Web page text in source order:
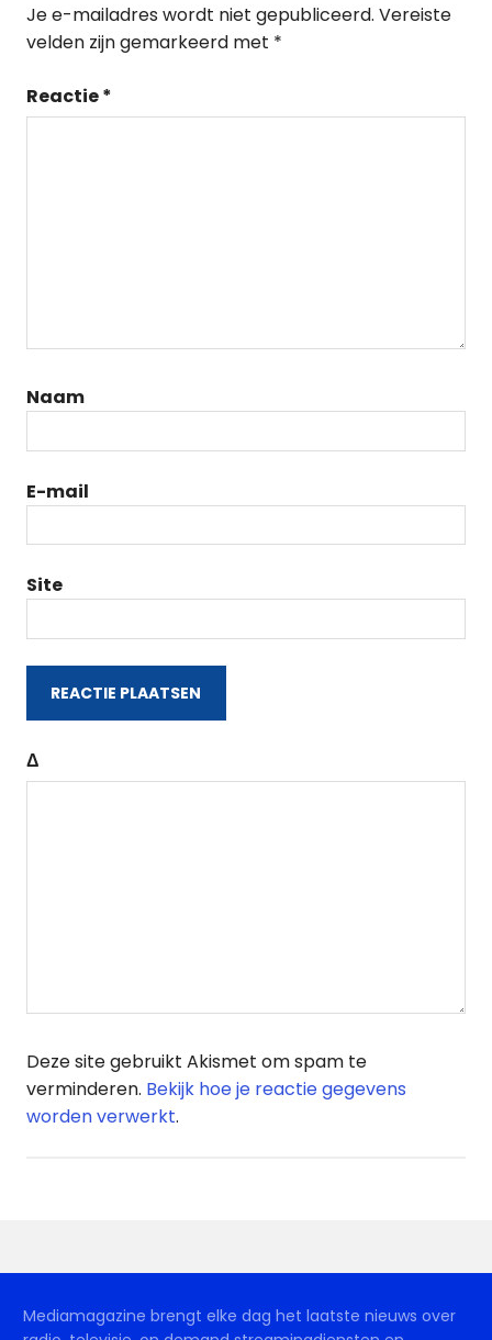
Je e-mailadres wordt niet gepubliceerd. Vereiste
velden zijn gemarkeerd met *
Reactie*
Naam
E-mail
Site
Δ
Deze site gebruikt Akismet om spam te
verminderen. Bekijk hoe je reactie gegevens
worden verwerkt.
Mediamagazine brengt elke dag het laatste nieuws over